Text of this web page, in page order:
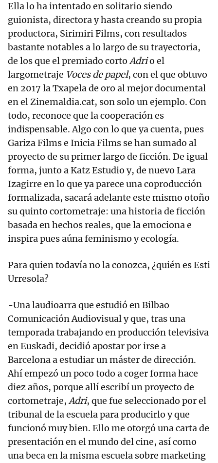
Ella lo ha intentado en solitario siendo
guionista, directora y hasta creando su propia
productora, Sirimiri Films, con resultados
bastante notables a lo largo de su trayectoria,
de los que el premiado cortoAdrio el
largometraje Voces de papel, con el que obtuvo
en 2017 la Txapela de oro al mejor documental
en el Zinemaldia.cat, son solo un ejemplo. Con
todo, reconoce que la cooperación es
indispensable. Algo con lo que ya cuenta, pues
Gariza Films e Inicia Films se han sumado al
proyecto de su primer largo de ficción. De igual
forma, junto a Katz Estudio y, de nuevo Lara
Izagirre en lo que ya parece una coproducción
formalizada, sacará adelante este mismo otoño
su quinto cortometraje: una historia de ficción
basada en hechos reales, que la emociona e
inspira pues aúna feminismo y ecología.
Para quien todavía no la conozca, ¿quién es Esti
Urresola?
-Una laudioarra que estudió en Bilbao
Comunicación Audiovisual y que, tras una
temporada trabajando en producción televisiva
en Euskadi, decidió apostar por irse a
Barcelona a estudiar un máster de dirección.
Ahí empezó un poco todo a coger forma hace
diez años, porque allí escribí un proyecto de
cortometraje,Adri, que fue seleccionado por el
tribunal de la escuela para producirlo y que
funcionó muy bien. Ello me otorgó una carta de
presentación en el mundo del cine, así como
una beca en la misma escuela sobre marketing